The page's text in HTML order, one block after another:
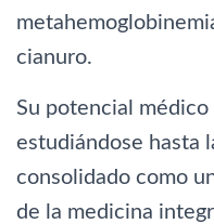
cianuro.
Su potencial
estudiándose hasta
consolidado como
de la medicina